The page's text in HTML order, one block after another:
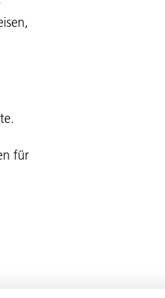
für